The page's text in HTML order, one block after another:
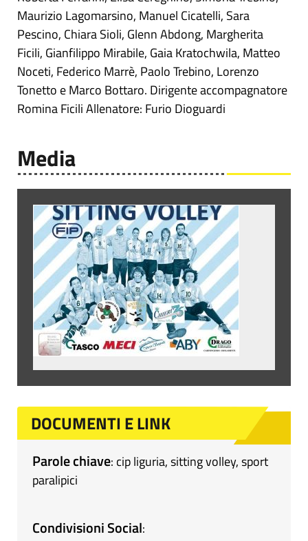
Maurizio Lagomarsino, Manuel Cicatelli, Sara
Pescino, Chiara Sioli, Glenn Abdong, Margherita
Ficili, Gianfilippo Mirabile, Gaia Kratochwila, Matteo
Noceti, Federico Marrè, Paolo Trebino, Lorenzo
Tonetto e Marco Bottaro. Dirigente accompagnatore
Romina Ficili Allenatore: Furio Dioguardi
Media
DOCUMENTI E LINK
Parole chiave: cip liguria,sitting volley,sport
paralipici
Condivisioni Social: